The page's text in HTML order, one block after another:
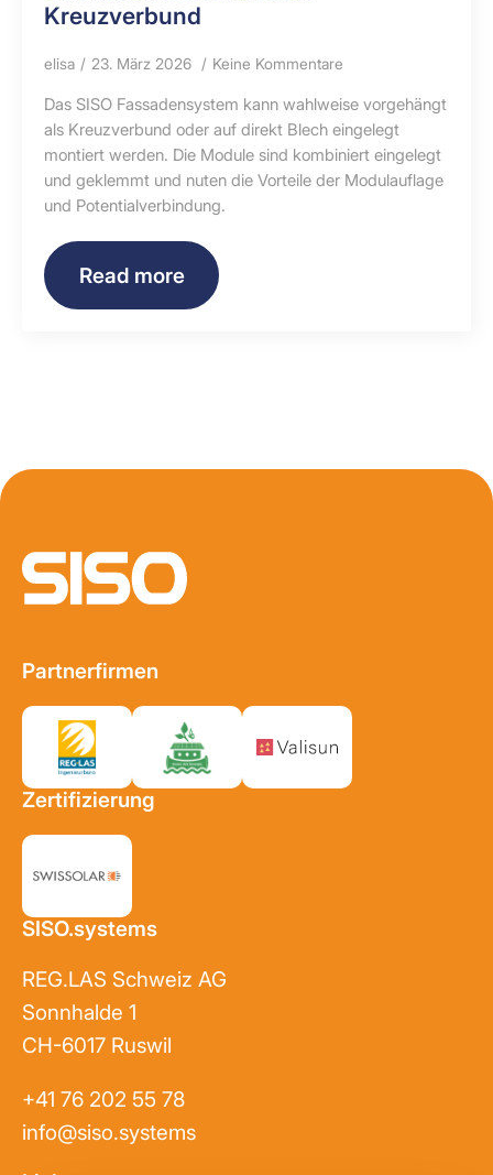
Kreuzverbund
elisa 23. März 2026 Keine Kommentare
Das SISO Fassadensystem kann wahlweise vorgehängt
als Kreuzverbund oder auf direkt Blech eingelegt
montiert werden. Die Module sind kombiniert eingelegt
und geklemmt und nuten die Vorteile der Modulauflage
und Potentialverbindung.
Read more
Start Fusszeile
Partnerfirmen
Zertifizierung
SISO.systems
REG.LAS Schweiz AG
Sonnhalde 1
CH-6017 Ruswil
+41 76 202 55 78
info@siso.systems